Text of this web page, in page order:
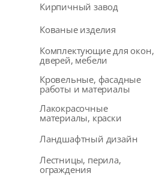
Кирпичный завод
Кованые изделия
Комплектующие для окон,
дверей, мебели
Кровельные, фасадные
работы и материалы
Лакокрасочные
материалы, краски
Ландшафтный дизайн
Лестницы, перила,
ограждения